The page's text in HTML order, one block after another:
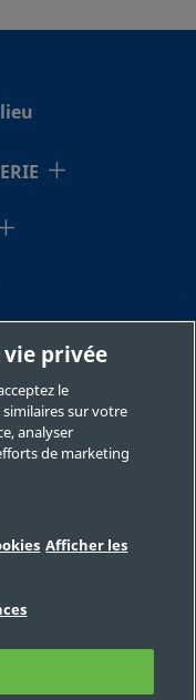
réservés.
sécurité
FAQ
de cookies
privée
le
sur votre
analyser
de marketing
Afficher les